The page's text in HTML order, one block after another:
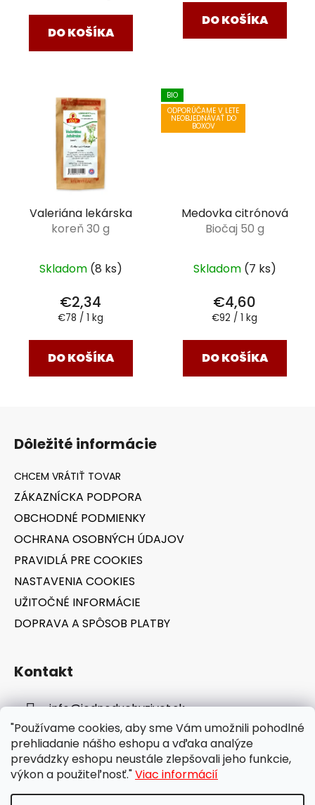
"Používame cookies, aby sme Vám umožnili pohodlné
prehliadanie nášho eshopu a vďaka analýze
prevádzky eshopu neustále zlepšovali jeho funkcie,
výkon a použiteľnosť."Viac informácií
DO KOŠÍKA
DO KOŠÍKA
Valeriána lekárska
koreň 30 g
Skladom (8 ks)
€2,34
Jednotková
€78 / 1 kg
DO KOŠÍKA
BIO
ODPORÚČAME V LETE
NEOBJEDNÁVAŤ DO
BOXOV
Medovka citrónová
Biočaj 50 g
Skladom (7 ks)
€4,60
Jednotková
€92 / 1 kg
DO KOŠÍKA
Dôležité informácie
ZÁKAZNÍCKA PODPORA
OBCHODNÉ PODMIENKY
OCHRANA OSOBNÝCH ÚDAJOV
PRAVIDLÁ PRE COOKIES
NASTAVENIA COOKIES
UŽITOČNÉ INFORMÁCIE
DOPRAVA A SPÔSOB PLATBY
Kontakt
info@jednoduchyzivot.sk
E-shop: 0948 647 767